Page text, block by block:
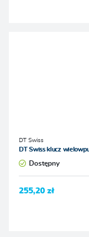
DT Swiss
DT Swiss klucz
Dostępny
255,20 zł